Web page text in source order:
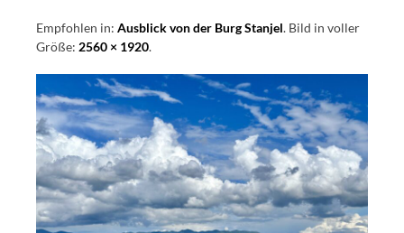
Empfohlen in: Ausblick von der Burg Stanjel. Bild in voller
Größe: 2560 × 1920.